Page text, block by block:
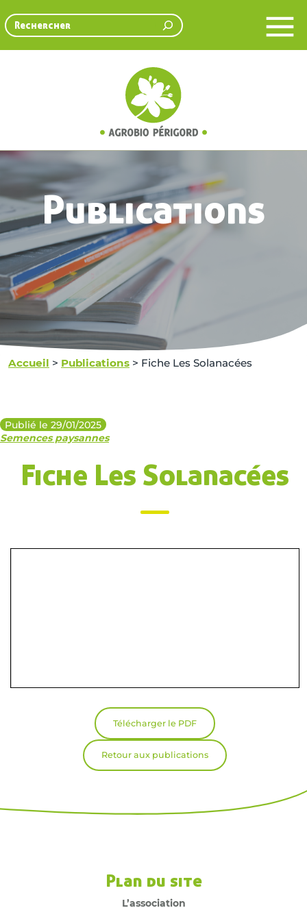
Rechercher
Publications
Accueil > Publications > Fiche Les Solanacées
Publié le 29/01/2025
Semences paysannes
Fiche Les Solanacées
Télécharger le PDF
Retour aux publications
Plan du site
L’association